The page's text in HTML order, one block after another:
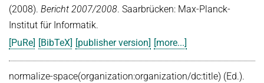
(2008). Bericht 2007/2008. Saarbrücken: Max-Planck-
Institut für Informatik.
[PuRe] [BibTeX] [publisher version] [more...]
normalize-space(organization:organization/dc:title) (Ed.).